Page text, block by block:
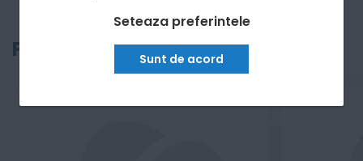
Seteaza preferintele
Sunt de acord
Produse recomandate